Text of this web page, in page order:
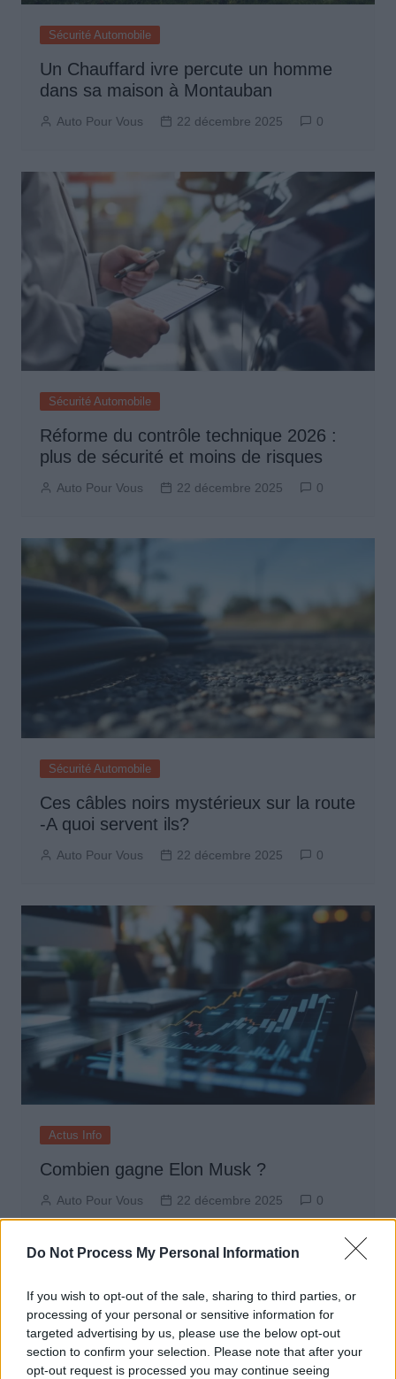
Do Not Process My Personal Information
If you wish to opt-out of the sale, sharing to third parties, or
processing of your personal or sensitive information for
targeted advertising by us, please use the below opt-out
section to confirm your selection. Please note that after your
opt-out request is processed you may continue seeing
Sécurité Automobile
Un Chauffard ivre percute un homme
dans sa maison à Montauban
Auto Pour Vous 22 décembre 2025 0
Sécurité Automobile
Réforme du contrôle technique 2026 :
plus de sécurité et moins de risques
Auto Pour Vous 22 décembre 2025 0
Sécurité Automobile
Ces câbles noirs mystérieux sur la route
-A quoi servent ils?
Auto Pour Vous 22 décembre 2025 0
Actus Info
Combien gagne Elon Musk ?
Auto Pour Vous 22 décembre 2025 0